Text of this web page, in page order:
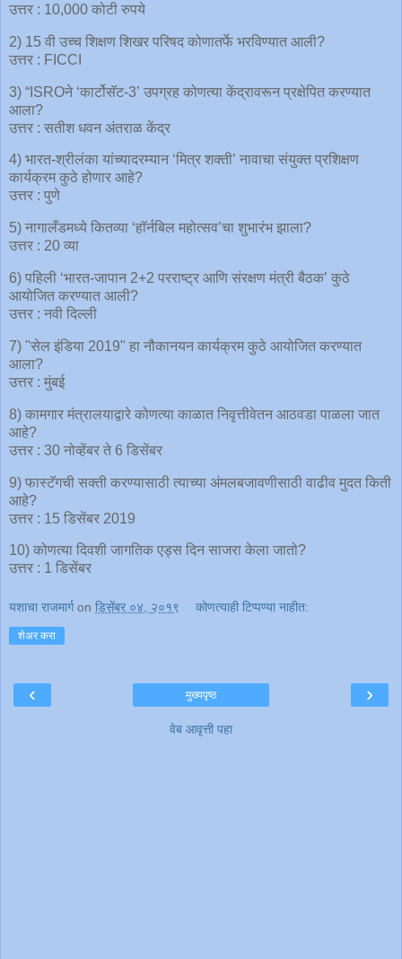
उत्तर : 10,000 कोटी रुपये
2) 15 वी उच्च शिक्षण शिखर परिषद कोणातर्फे भरविण्यात आली?
उत्तर : FICCI
3) “ISROने ‘कार्टोसॅट-3’ उपग्रह कोणत्या केंद्रावरून प्रक्षेपित करण्यात
आला?
उत्तर : सतीश धवन अंतराळ केंद्र
4) भारत-श्रीलंका यांच्यादरम्यान ‘मित्र शक्ती’ नावाचा संयुक्त प्रशिक्षण
कार्यक्रम कुठे होणार आहे?
उत्तर : पुणे
5) नागालँडमध्ये कितव्या ‘हॉर्नबिल महोत्सव’चा शुभारंभ झाला?
उत्तर : 20 व्या
6) पहिली ‘भारत-जापान 2+2 परराष्ट्र आणि संरक्षण मंत्री बैठक’ कुठे
आयोजित करण्यात आली?
उत्तर : नवी दिल्ली
7) "सेल इंडिया 2019" हा नौकानयन कार्यक्रम कुठे आयोजित करण्यात
आला?
उत्तर : मुंबई
8) कामगार मंत्रालयाद्वारे कोणत्या काळात निवृत्तीवेतन आठवडा पाळला जात
आहे?
उत्तर : 30 नोव्हेंबर ते 6 डिसेंबर
9) फास्टॅगची सक्ती करण्यासाठी त्याच्या अंमलबजावणीसाठी वाढीव मुदत किती
आहे?
उत्तर : 15 डिसेंबर 2019
10) कोणत्या दिवशी जागतिक एड्स दिन साजरा केला जातो?
उत्तर : 1 डिसेंबर
यशाचा राजमार्ग on डिसेंबर ०४, २०१९ कोणत्याही टिप्पण्‍या नाहीत:
शेअर करा
‹ ›
मुख्यपृष्ठ
वेब आवृत्ती पहा